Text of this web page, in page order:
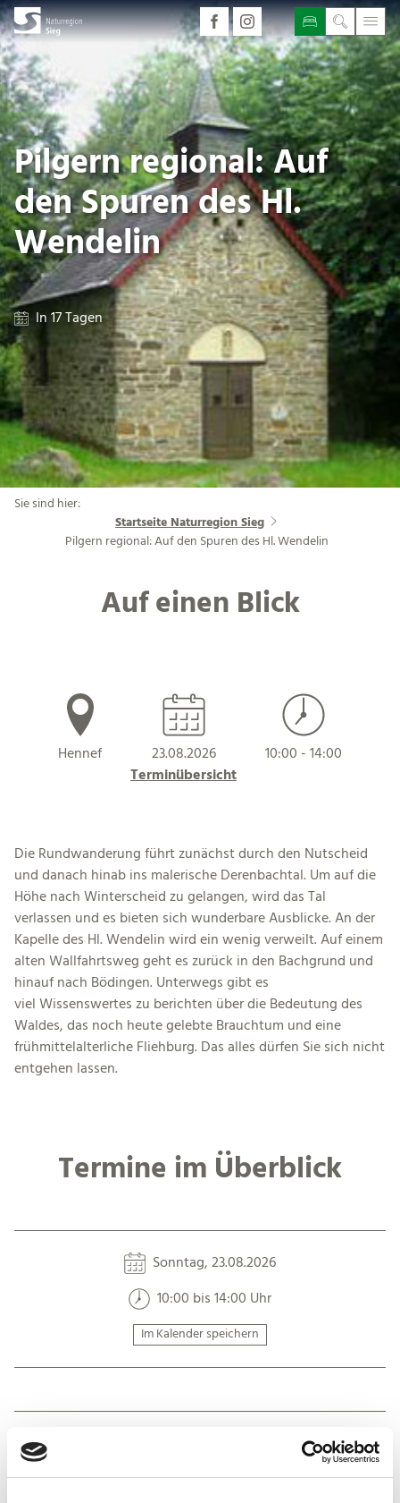
Pilgern regional: Auf
den Spuren des Hl.
Wendelin
In 17 Tagen
Sie sind hier:
Startseite Naturregion Sieg
Pilgern regional: Auf den Spuren des Hl. Wendelin
Auf einen Blick
Hennef
23.08.2026
Terminübersicht
10:00 - 14:00
Die Rundwanderung führt zunächst durch den Nutscheid
und danach hinab ins malerische Derenbachtal. Um auf die
Höhe nach Winterscheid zu gelangen, wird das Tal
verlassen und es bieten sich wunderbare Ausblicke. An der
Kapelle des Hl. Wendelin wird ein wenig verweilt. Auf einem
alten Wallfahrtsweg geht es zurück in den Bachgrund und
hinauf nach Bödingen. Unterwegs gibt es
viel Wissenswertes zu berichten über die Bedeutung des
Waldes, das noch heute gelebte Brauchtum und eine
frühmittelalterliche Fliehburg. Das alles dürfen Sie sich nicht
entgehen lassen.
Termine im Überblick
Sonntag, 23.08.2026
10:00 bis 14:00 Uhr
Im Kalender speichern
Auf der Karte